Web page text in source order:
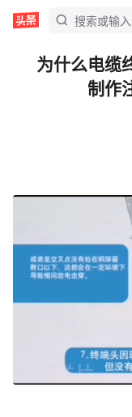
为什么电缆
制作